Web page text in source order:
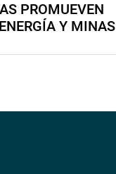
PROMUEVEN
Y MINAS